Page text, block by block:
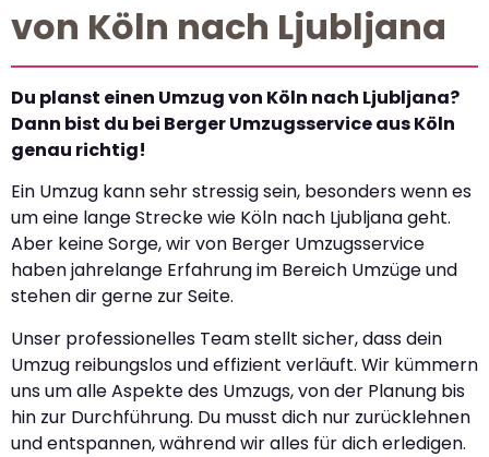
von Köln nach Ljubljana
Du planst einen Umzug von Köln nach Ljubljana?
Dann bist du bei Berger Umzugsservice aus Köln
genau richtig!
Ein Umzug kann sehr stressig sein, besonders wenn es
um eine lange Strecke wie Köln nach Ljubljana geht.
Aber keine Sorge, wir von Berger Umzugsservice
haben jahrelange Erfahrung im Bereich Umzüge und
stehen dir gerne zur Seite.
Unser professionelles Team stellt sicher, dass dein
Umzug reibungslos und effizient verläuft. Wir kümmern
uns um alle Aspekte des Umzugs, von der Planung bis
hin zur Durchführung. Du musst dich nur zurücklehnen
und entspannen, während wir alles für dich erledigen.